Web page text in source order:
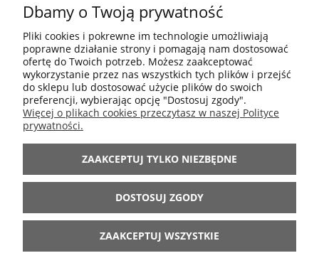
POMOC
MOJE KONTO
INFORMACJE
ARANŻACJE
BĄDŹ Z NAMI
Dbamy o Twoją prywatność
Pliki cookies i pokrewne im technologie umożliwiają
poprawne działanie strony i pomagają nam dostosować
ofertę do Twoich potrzeb. Możesz zaakceptować
wykorzystanie przez nas wszystkich tych plików i przejść
do sklepu lub dostosować użycie plików do swoich
preferencji, wybierając opcję "Dostosuj zgody".
Więcej o plikach cookies przeczytasz w naszej Polityce
prywatności.
ZAAKCEPTUJ TYLKO NIEZBĘDNE
DOSTOSUJ ZGODY
ZAAKCEPTUJ WSZYSTKIE